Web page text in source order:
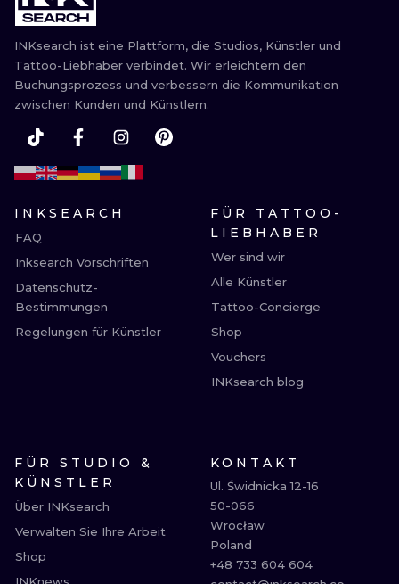
INKsearch ist eine Plattform, die Studios, Künstler und
Tattoo-Liebhaber verbindet. Wir erleichtern den
Buchungsprozess und verbessern die Kommunikation
zwischen Kunden und Künstlern.
INKSEARCH
FAQ
Inksearch Vorschriften
Datenschutz-
Bestimmungen
Regelungen für Künstler
FÜR TATTOO-
LIEBHABER
Wer sind wir
Alle Künstler
Tattoo-Concierge
Shop
Vouchers
INKsearch blog
FÜR STUDIO &
KÜNSTLER
Über INKsearch
Verwalten Sie Ihre Arbeit
Shop
KONTAKT
Ul. Świdnicka 12-16
50-066
Wrocław
Poland
+48 733 604 604